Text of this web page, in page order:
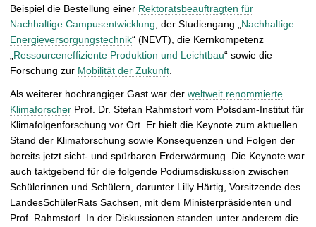
Beispiel die Bestellung einer Rektoratsbeauftragten für
Nachhaltige Campusentwicklung, der Studiengang „Nachhaltige
Energieversorgungstechnik“ (NEVT), die Kernkompetenz
„Ressourceneffiziente Produktion und Leichtbau“ sowie die
Forschung zur Mobilität der Zukunft.
Als weiterer hochrangiger Gast war der weltweit renommierte
Klimaforscher Prof. Dr. Stefan Rahmstorf vom Potsdam-Institut für
Klimafolgenforschung vor Ort. Er hielt die Keynote zum aktuellen
Stand der Klimaforschung sowie Konsequenzen und Folgen der
bereits jetzt sicht- und spürbaren Erderwärmung. Die Keynote war
auch taktgebend für die folgende Podiumsdiskussion zwischen
Schülerinnen und Schülern, darunter Lilly Härtig, Vorsitzende des
LandesSchülerRats Sachsen, mit dem Ministerpräsidenten und
Prof. Rahmstorf. In der Diskussionen standen unter anderem die